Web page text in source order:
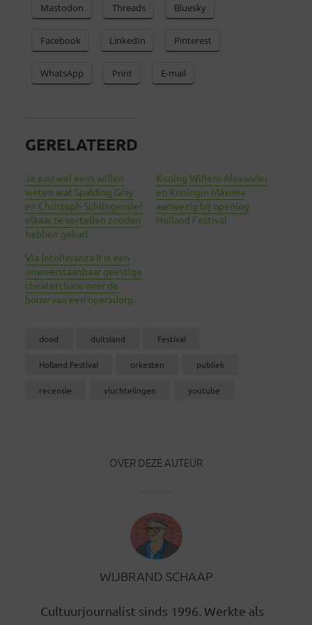
Mastodon Threads Bluesky
Facebook LinkedIn Pinterest
WhatsApp Print E-mail
GERELATEERD
Je zou wel eens willen
weten wat Spalding Gray
en Christoph Schlingensief
elkaar te vertellen zouden
hebben gehad.
Koning Willem-Alexander
en Koningin Máxima
aanwezig bij opening
Holland Festival
Via Intolleranza II is een
onweerstaanbaar geestige
theaterchaos over de
bouw van een operadorp.
dood duitsland Festival
Holland Festival orkesten publiek
recensie vluchtelingen youtube
OVER DEZE AUTEUR
WIJBRAND SCHAAP
Cultuurjournalist sinds 1996. Werkte als